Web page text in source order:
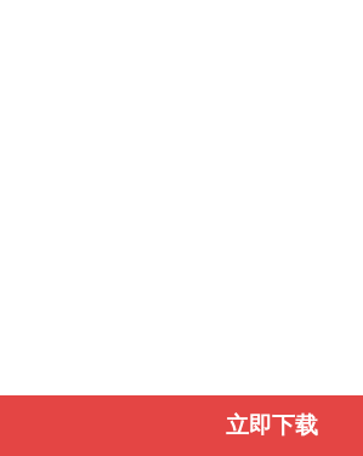
立即下载